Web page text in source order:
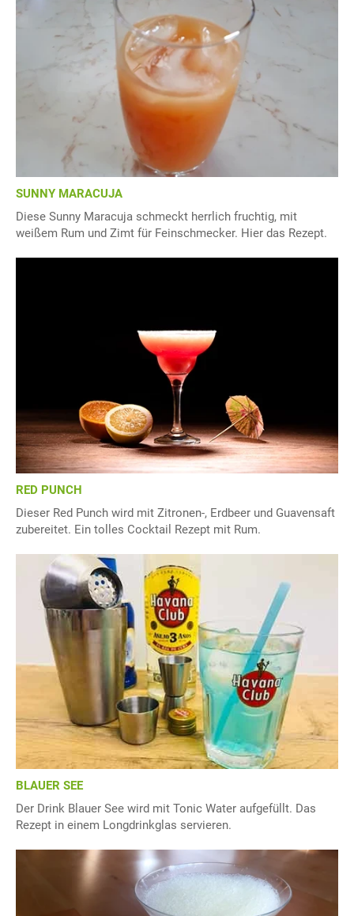
SUNNY MARACUJA
Diese Sunny Maracuja schmeckt herrlich fruchtig, mit
weißem Rum und Zimt für Feinschmecker. Hier das Rezept.
RED PUNCH
Dieser Red Punch wird mit Zitronen-, Erdbeer und Guavensaft
zubereitet. Ein tolles Cocktail Rezept mit Rum.
BLAUER SEE
Der Drink Blauer See wird mit Tonic Water aufgefüllt. Das
Rezept in einem Longdrinkglas servieren.